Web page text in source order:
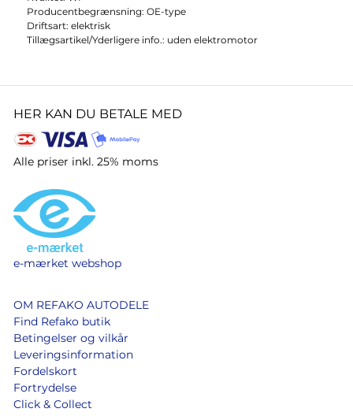
Producentbegrænsning: OE-type
Driftsart: elektrisk
Tillægsartikel/Yderligere info.: uden elektromotor
HER KAN DU BETALE MED
Alle priser inkl. 25% moms
e-mærket webshop
OM REFAKO AUTODELE
Find Refako butik
Betingelser og vilkår
Leveringsinformation
Fordelskort
Fortrydelse
Click & Collect